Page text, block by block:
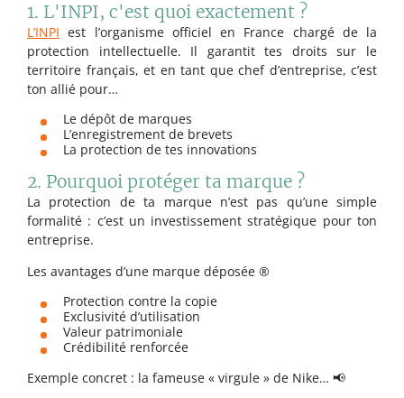
1. L'INPI, c'est quoi exactement ?
L’INPI est l’organisme officiel en France chargé de la
protection intellectuelle. Il garantit tes droits sur le
territoire français, et en tant que chef d’entreprise, c’est
ton allié pour…
Le dépôt de marques
L’enregistrement de brevets
La protection de tes innovations
2. Pourquoi protéger ta marque ?
La protection de ta marque n’est pas qu’une simple
formalité : c’est un investissement stratégique pour ton
entreprise.
Les avantages d’une marque déposée ®️
Protection contre la copie
Exclusivité d’utilisation
Valeur patrimoniale
Crédibilité renforcée
Exemple concret : la fameuse « virgule » de Nike… 📢